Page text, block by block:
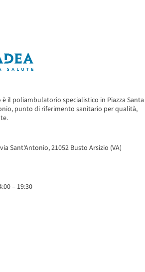
il poliambulatorio specialistico in Piazza Santa
punto di riferimento sanitario per qualità,
Sant'Antonio, 21052 Busto Arsizio (VA)
– 19:30